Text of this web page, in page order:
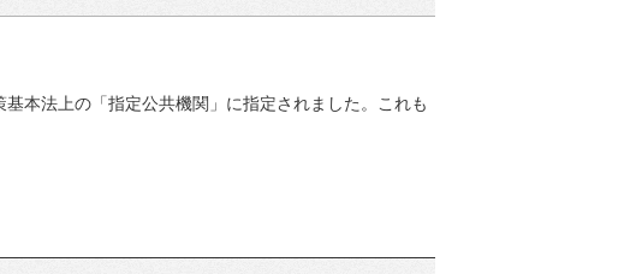
本法上の「指定公共機関」に指定されました。これも